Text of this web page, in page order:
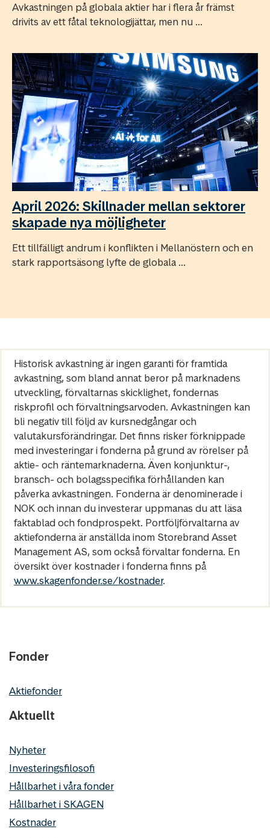
Avkastningen på globala aktier har i flera år främst
drivits av ett fåtal teknologijättar, men nu ...
April 2026: Skillnader mellan sektorer
skapade nya möjligheter
Ett tillfälligt andrum i konflikten i Mellanöstern och en
stark rapportsäsong lyfte de globala ...
Historisk avkastning är ingen garanti för framtida
avkastning, som bland annat beror på marknadens
utveckling, förvaltarnas skicklighet, fondernas
riskprofil och förvaltningsarvoden. Avkastningen kan
bli negativ till följd av kursnedgångar och
valutakursförändringar. Det finns risker förknippade
med investeringar i fonderna på grund av rörelser på
aktie- och räntemarknaderna. Även konjunktur-,
bransch- och bolagsspecifika förhållanden kan
påverka avkastningen. Fonderna är denominerade i
NOK och innan du investerar uppmanas du att läsa
faktablad och fondprospekt. Portföljförvaltarna av
aktiefonderna är anställda inom Storebrand Asset
Management AS, som också förvaltar fonderna. En
översikt över kostnader i fonderna finns på
www.skagenfonder.se/kostnader.
Fonder
Aktiefonder
Aktuellt
Nyheter
Investeringsfilosofi
Hållbarhet i våra fonder
Hållbarhet i SKAGEN
Kostnader